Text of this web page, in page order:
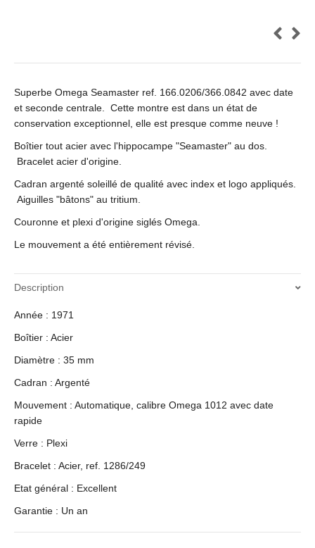
Superbe Omega Seamaster ref. 166.0206/366.0842 avec date
et seconde centrale. Cette montre est dans un état de
conservation exceptionnel, elle est presque comme neuve !
Boîtier tout acier avec l'hippocampe "Seamaster" au dos.
Bracelet acier d'origine.
Cadran argenté soleillé de qualité avec index et logo appliqués.
Aiguilles "bâtons" au tritium.
Couronne et plexi d'origine siglés Omega.
Le mouvement a été entièrement révisé.
Description
Année : 1971
Boîtier : Acier
Diamètre : 35 mm
Cadran : Argenté
Mouvement : Automatique, calibre Omega 1012 avec date
rapide
Verre : Plexi
Bracelet : Acier, ref. 1286/249
Etat général : Excellent
Garantie : Un an